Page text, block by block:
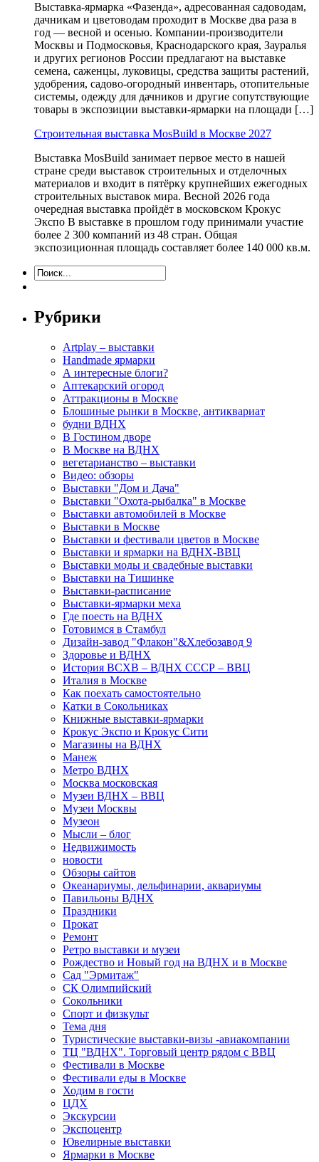
Выставка-ярмарка «Фазенда», адресованная садоводам,
дачникам и цветоводам проходит в Москве два раза в
год — весной и осенью. Компании-производители
Москвы и Подмосковья, Краснодарского края, Зауралья
и других регионов России предлагают на выставке
семена, саженцы, луковицы, средства защиты растений,
удобрения, садово-огородный инвентарь, отопительные
системы, одежду для дачников и другие сопутствующие
товары в экспозиции выставки-ярмарки на площади […]
Строительная выставка MosBuild в Москве 2027
Выставка MosBuild занимает первое место в нашей
стране среди выставок строительных и отделочных
материалов и входит в пятёрку крупнейших ежегодных
строительных выставок мира. Весной 2026 года
очередная выставка пройдёт в московском Крокус
Экспо В выставке в прошлом году принимали участие
более 2 300 компаний из 48 стран. Общая
экспозиционная площадь составляет более 140 000 кв.м.
Рубрики
Artplay – выставки
Handmade ярмарки
А интересные блоги?
Аптекарский огород
Аттракционы в Москве
Блошиные рынки в Москве, антиквариат
будни ВДНХ
В Гостином дворе
В Москве на ВДНХ
вегетарианство – выставки
Видео: обзоры
Выставки "Дом и Дача"
Выставки "Охота-рыбалка" в Москве
Выставки автомобилей в Москве
Выставки в Москве
Выставки и фестивали цветов в Москве
Выставки и ярмарки на ВДНХ-ВВЦ
Выставки моды и свадебные выставки
Выставки на Тишинке
Выставки-расписание
Выставки-ярмарки меха
Где поесть на ВДНХ
Готовимся в Стамбул
Дизайн-завод "Флакон"&Хлебозавод 9
Здоровье и ВДНХ
История ВСХВ – ВДНХ СССР – ВВЦ
Италия в Москве
Как поехать самостоятельно
Катки в Сокольниках
Книжные выставки-ярмарки
Крокус Экспо и Крокус Сити
Магазины на ВДНХ
Манеж
Метро ВДНХ
Москва московская
Музеи ВДНХ – ВВЦ
Музеи Москвы
Музеон
Мысли – блог
Недвижимость
новости
Обзоры сайтов
Океанариумы, дельфинарии, аквариумы
Павильоны ВДНХ
Праздники
Прокат
Ремонт
Ретро выставки и музеи
Рождество и Новый год на ВДНХ и в Москве
Сад "Эрмитаж"
СК Олимпийский
Сокольники
Спорт и физкульт
Тема дня
Туристические выставки-визы -авиакомпании
ТЦ "ВДНХ". Торговый центр рядом с ВВЦ
Фестивали в Москве
Фестивали еды в Москве
Ходим в гости
ЦДХ
Экскурсии
Экспоцентр
Ювелирные выставки
Ярмарки в Москве